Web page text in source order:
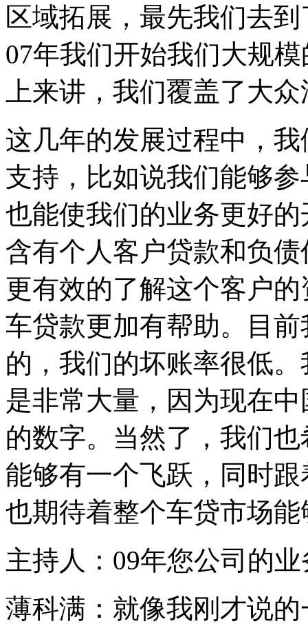
区域拓展，最先我们去
07年我们开始我们大规
上来讲，我们覆盖了大
这几年的发展过程中，
支持，比如说我们能够
也能使我们的业务更好
含有个人客户贷款和负
更有效的了解这个客户
车贷款更加有帮助。目
的，我们的坏账率很低
是非常大量，因为现在
的数字。当然了，我们
能够有一个飞跃，同时
也期待着整个车贷市场
主持人：09年您公司的
薄科满：就像我刚才说